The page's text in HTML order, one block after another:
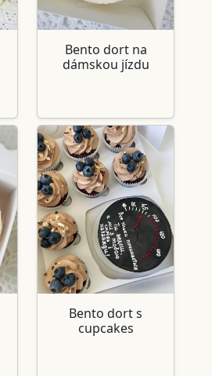
Bento dort na
dámskou jízdu
Bento dort s
cupcakes